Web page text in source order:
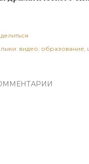
видео образование